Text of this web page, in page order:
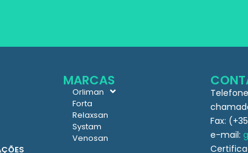
MARCAS
Orliman
Forta
Relaxsan
Systam
Venosan
Fax:
e-mail: